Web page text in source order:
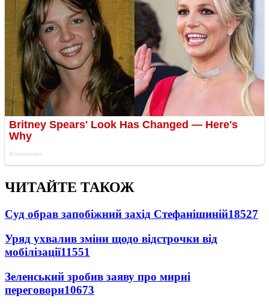
ЧИТАЙТЕ ТАКОЖ
Суд обрав запобіжний захід Стефанішиній18527
Уряд ухвалив зміни щодо відстрочки від
мобілізації11551
Зеленський зробив заяву про мирні
переговори10673